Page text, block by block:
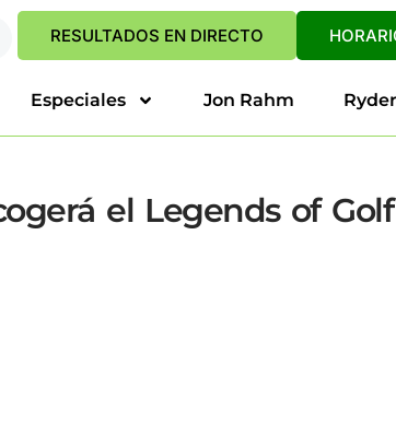
RESULTADOS EN DIRECTO
Especiales Jon Rahm
el Legends of Golf